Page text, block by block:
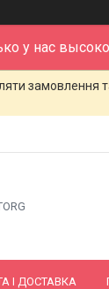
у нас
замовлення
І ДОСТАВКА